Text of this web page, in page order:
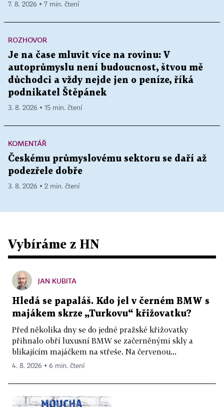
7. 8. 2026 ▪ 7 min. čtení
ROZHOVOR
Je na čase mluvit více na rovinu: V
autoprůmyslu není budoucnost, štvou mě
důchodci a vždy nejde jen o peníze, říká
podnikatel Štěpánek
3. 8. 2026 ▪ 15 min. čtení
KOMENTÁŘ
Českému průmyslovému sektoru se daří až
podezřele dobře
3. 8. 2026 ▪ 2 min. čtení
Vybíráme z HN
JAN KUBITA
Hledá se papaláš. Kdo jel v černém BMW s
majákem skrze „Turkovu“ křižovatku?
Před několika dny se do jedné pražské křižovatky
přihnalo obří luxusní BMW se začerněnými skly a
blikajícím majáčkem na střeše. Na červenou...
4. 8. 2026 ▪ 6 min. čtení